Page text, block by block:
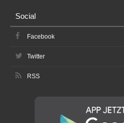
Social
Facebook
Twitter
RSS